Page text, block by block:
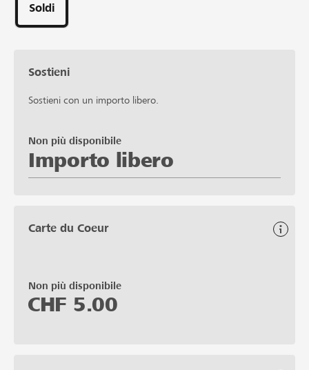
Soldi
Sostieni
Sostieni con un importo libero.
Importo libero
Non più disponibile
Carte du Coeur
Non più disponibile
CHF 5.00